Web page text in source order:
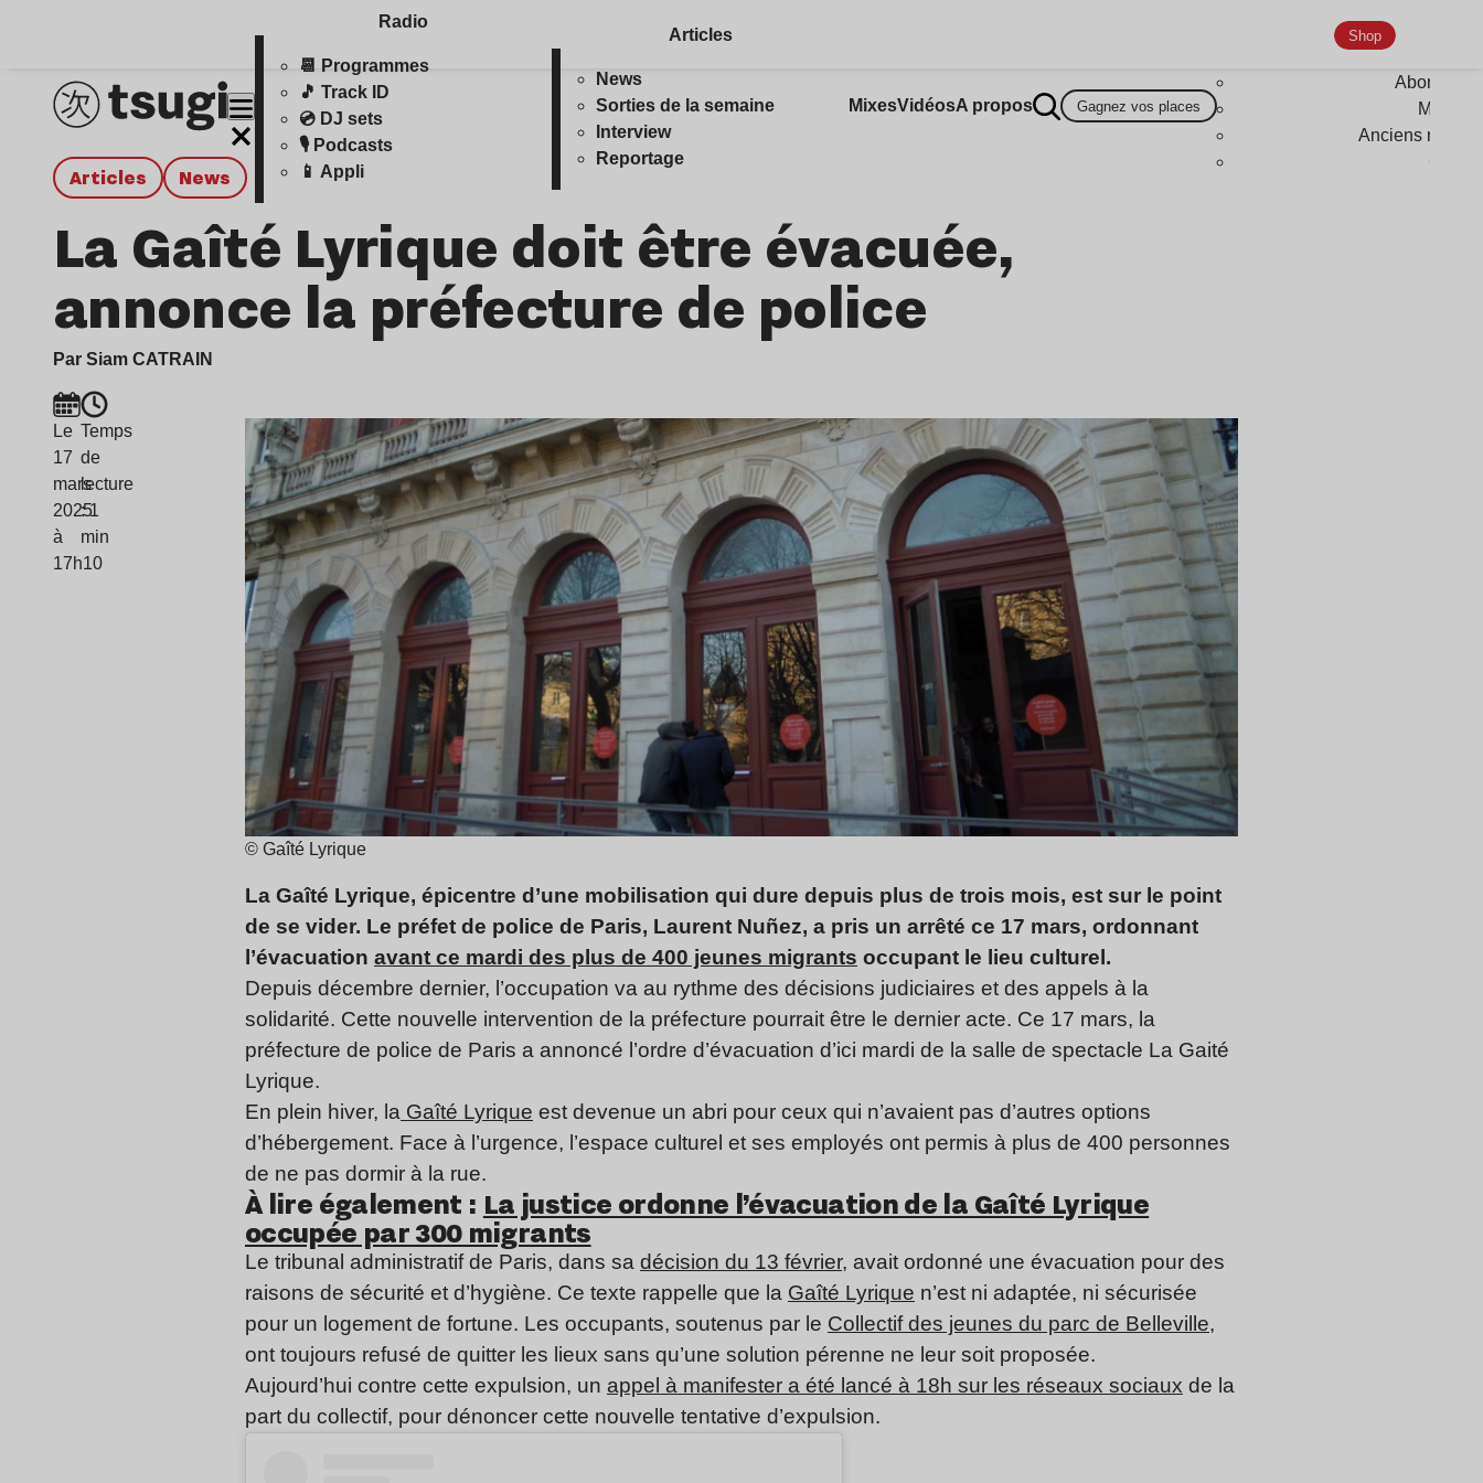
Radio
📆 Programmes
🎵 Track ID
💿 DJ sets
🎙️ Podcasts
📱 Appli
Articles
News
Sorties de la semaine
Interview
Reportage
MixesVidéosA propos Gagnez vos places
Shop
Anciens
Articles news
La Gaîté Lyrique doit être évacuée,
annonce la préfecture de police
Par Siam CATRAIN
Le
17
mars
2025
à
17h10
Temps
de
lecture
: 1
min
© Gaîté Lyrique
La Gaîté Lyrique, épicentre d’une mobilisation qui dure depuis plus de trois mois, est sur le point
de se vider. Le préfet de police de Paris, Laurent Nuñez, a pris un arrêté ce 17 mars, ordonnant
l’évacuation avant ce mardi des plus de 400 jeunes migrants occupant le lieu culturel.
Depuis décembre dernier, l’occupation va au rythme des décisions judiciaires et des appels à la
solidarité. Cette nouvelle intervention de la préfecture pourrait être le dernier acte. Ce 17 mars, la
préfecture de police de Paris a annoncé l’ordre d’évacuation d’ici mardi de la salle de spectacle La Gaité
Lyrique.
En plein hiver, la Gaîté Lyrique est devenue un abri pour ceux qui n’avaient pas d’autres options
d’hébergement. Face à l’urgence, l’espace culturel et ses employés ont permis à plus de 400 personnes
de ne pas dormir à la rue.
À lire également : La justice ordonne l’évacuation de la Gaîté Lyrique
occupée par 300 migrants
Le tribunal administratif de Paris, dans sa décision du 13 février, avait ordonné une évacuation pour des
raisons de sécurité et d’hygiène. Ce texte rappelle que la Gaîté Lyrique n’est ni adaptée, ni sécurisée
pour un logement de fortune. Les occupants, soutenus par le Collectif des jeunes du parc de Belleville,
ont toujours refusé de quitter les lieux sans qu’une solution pérenne ne leur soit proposée.
Aujourd’hui contre cette expulsion, un appel à manifester a été lancé à 18h sur les réseaux sociaux de la
part du collectif, pour dénoncer cette nouvelle tentative d’expulsion.